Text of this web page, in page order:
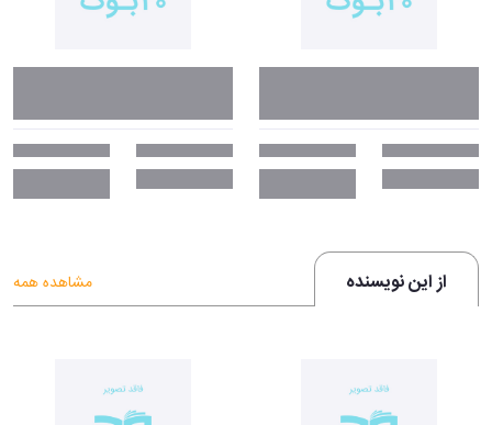
از این نویسنده مشاهده همه